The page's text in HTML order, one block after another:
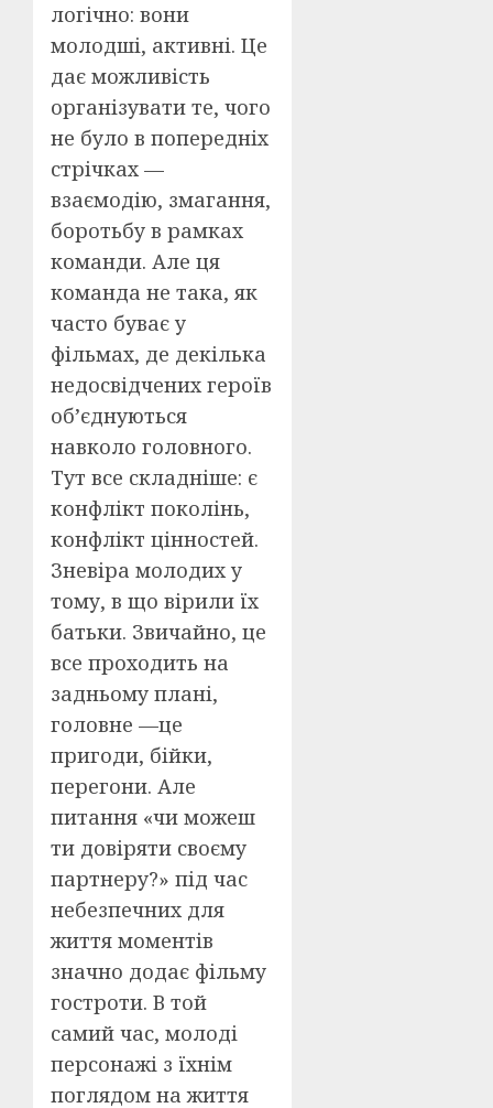
логічно: вони
молодші, активні. Це
дає можливість
організувати те, чого
не було в попередніх
стрічках —
взаємодію, змагання,
боротьбу в рамках
команди. Але ця
команда не така, як
часто буває у
фільмах, де декілька
недосвідчених героїв
об’єднуються
навколо головного.
Тут все складніше: є
конфлікт поколінь,
конфлікт цінностей.
Зневіра молодих у
тому, в що вірили їх
батьки. Звичайно, це
все проходить на
задньому плані,
головне —це
пригоди, бійки,
перегони. Але
питання «чи можеш
ти довіряти своєму
партнеру?» під час
небезпечних для
життя моментів
значно додає фільму
гостроти. В той
самий час, молоді
персонажі з їхнім
поглядом на життя